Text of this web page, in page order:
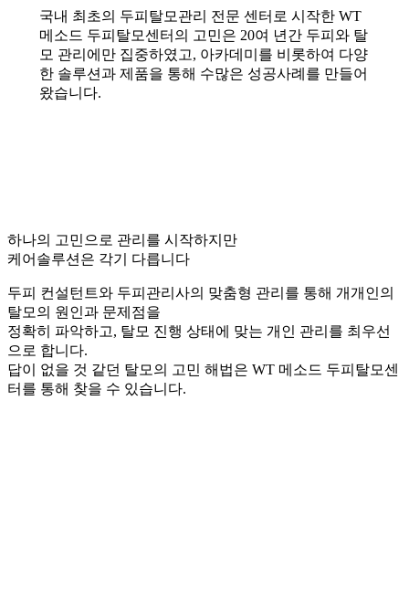
국내 최초의 두피탈모관리 전문 센터로 시작한 WT
메소드 두피탈모센터의 고민은 20여 년간 두피와 탈
모 관리에만 집중하였고, 아카데미를 비롯하여 다양
한 솔루션과 제품을 통해 수많은 성공사례를 만들어
왔습니다.
하나의 고민으로 관리를 시작하지만
케어솔루션은 각기 다릅니다
두피 컨설턴트와 두피관리사의 맞춤형 관리를 통해 개개인의
탈모의 원인과 문제점을
정확히 파악하고, 탈모 진행 상태에 맞는 개인 관리를 최우선
으로 합니다.
답이 없을 것 같던 탈모의 고민 해법은 WT 메소드 두피탈모센
터를 통해 찾을 수 있습니다.